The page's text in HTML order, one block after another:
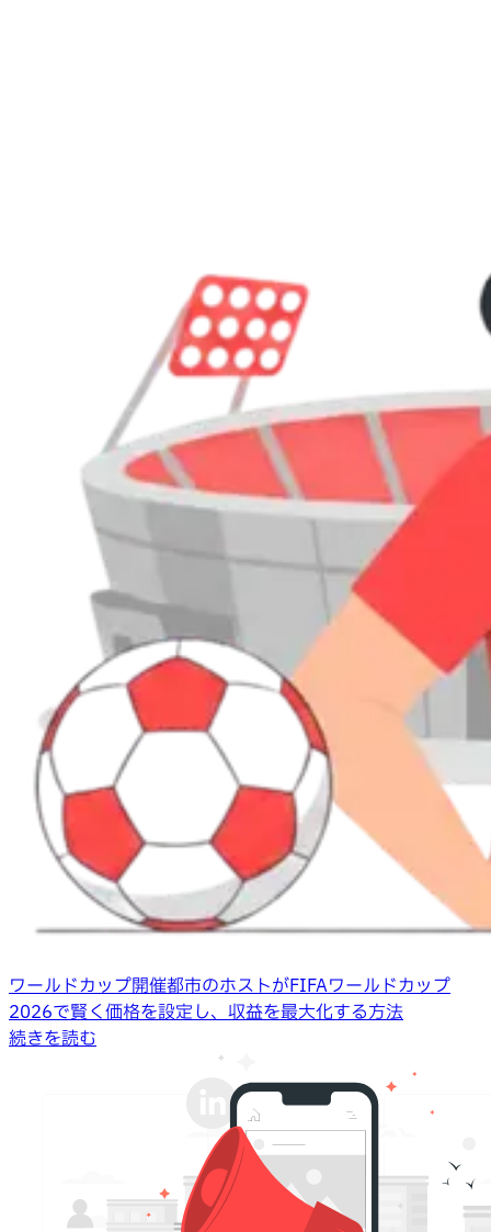
ワールドカップ開催都市のホストがFIFAワールドカップ
2026で賢く価格を設定し、収益を最大化する方法
続きを読む